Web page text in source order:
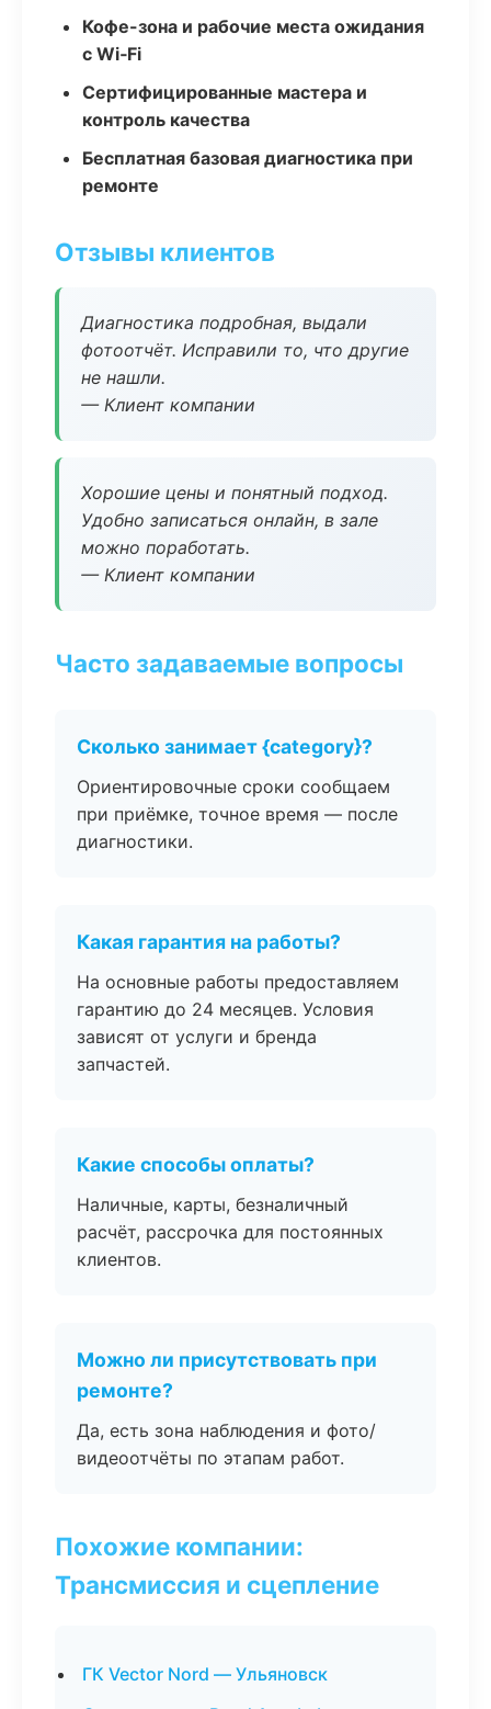
Кофе-зона и рабочие места ожидания
с Wi‑Fi
Сертифицированные мастера и
контроль качества
Бесплатная базовая диагностика при
ремонте
Отзывы клиентов
Диагностика подробная, выдали
фотоотчёт. Исправили то, что другие
не нашли.
— Клиент компании
Хорошие цены и понятный подход.
Удобно записаться онлайн, в зале
можно поработать.
— Клиент компании
Часто задаваемые вопросы
Сколько занимает {category}?
Ориентировочные сроки сообщаем
при приёмке, точное время — после
диагностики.
Какая гарантия на работы?
На основные работы предоставляем
гарантию до 24 месяцев. Условия
зависят от услуги и бренда
запчастей.
Какие способы оплаты?
Наличные, карты, безналичный
расчёт, рассрочка для постоянных
клиентов.
Можно ли присутствовать при
ремонте?
Да, есть зона наблюдения и фото/
видеоотчёты по этапам работ.
Похожие компании:
Трансмиссия и сцепление
ГК Vector Nord — Ульяновск